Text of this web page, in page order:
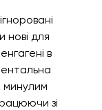
нові для
в
минулим
зі